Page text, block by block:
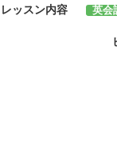
レッスン内容 英会